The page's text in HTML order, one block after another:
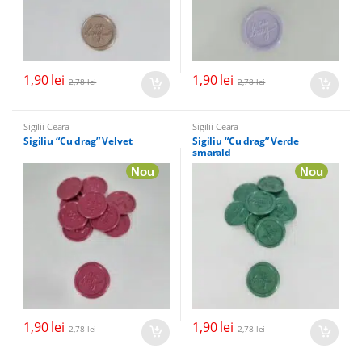
1,90lei 2,78lei 1,90lei 2,78lei
Sigilii Ceara
Sigiliu “Cu drag” Velvet
Nou
1,90lei 2,78lei
Sigilii Ceara
Sigiliu “Cu drag” Verde
smarald
Nou
1,90lei 2,78lei